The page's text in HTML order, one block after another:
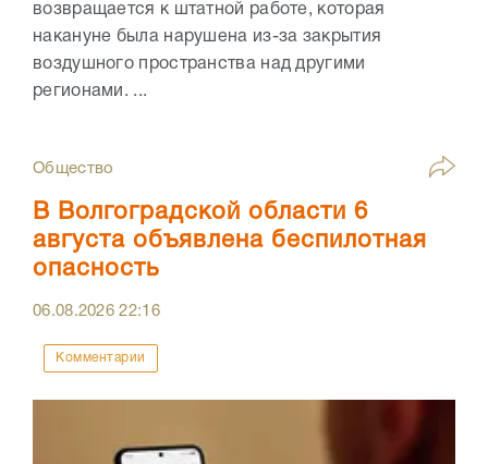
возвращается к штатной работе, которая
накануне была нарушена из-за закрытия
воздушного пространства над другими
регионами. ...
Общество
В Волгоградской области 6
августа объявлена беспилотная
опасность
06.08.202622:16
Комментарии